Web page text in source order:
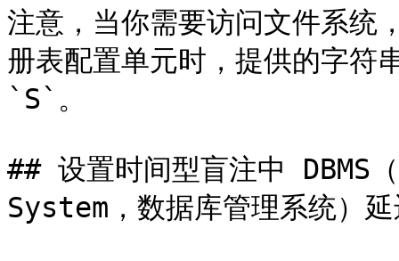
注意，当你需要访问文件系
册表配置单元时，提供的字符
`S`。
## 设置时间型盲注中 DBMS
System，数据库管理系统）